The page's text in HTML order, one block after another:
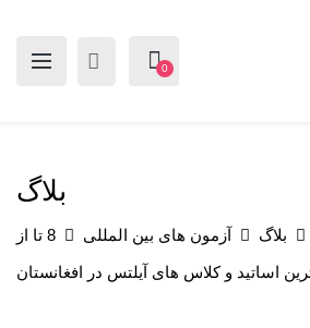
0
بلاگ
بلاگ آزمون های بین المللی
8 تا از
اساتید و کلاس های آیلتس در افغانستان